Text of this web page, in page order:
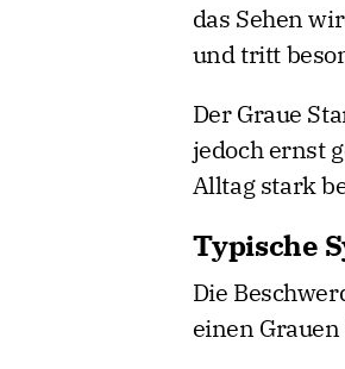
das Sehen
und tritt
Der Graue
jedoch ernst
Alltag stark
Typische
Die
einen